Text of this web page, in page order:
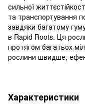
сильної
та транспортування
завдяки багатому
в Rapid Roots. Ця
протягом багатьох
рослини швидше,
Характеристики